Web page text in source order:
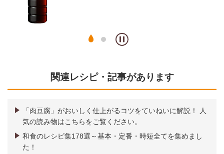
関連レシピ・記事があります
「肉豆腐」がおいしく仕上がるコツをていねいに解説！ 人
気の読み物はこちらをご覧ください。
和食のレシピ集178選～基本・定番・時短全てを集めまし
た！